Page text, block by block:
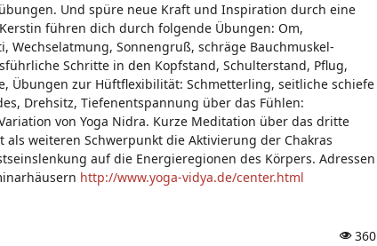
Und spüre neue Kraft und Inspiration durch eine
führen dich durch folgende Übungen: Om,
Wechselatmung, Sonnengruß, schräge Bauchmuskel-
Schritte in den Kopfstand, Schulterstand, Pflug,
Übungen zur Hüftflexibilität: Schmetterling, seitliche schiefe
Drehsitz, Tiefenentspannung über das Fühlen:
von Yoga Nidra. Kurze Meditation über das dritte
als weiteren Schwerpunkt die Aktivierung der Chakras
auf die Energieregionen des Körpers. Adressen
http://www.yoga-vidya.de/center.html
360